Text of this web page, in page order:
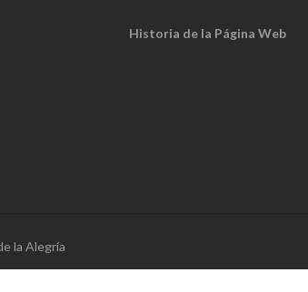
Historia de la Página Web
la Alegría